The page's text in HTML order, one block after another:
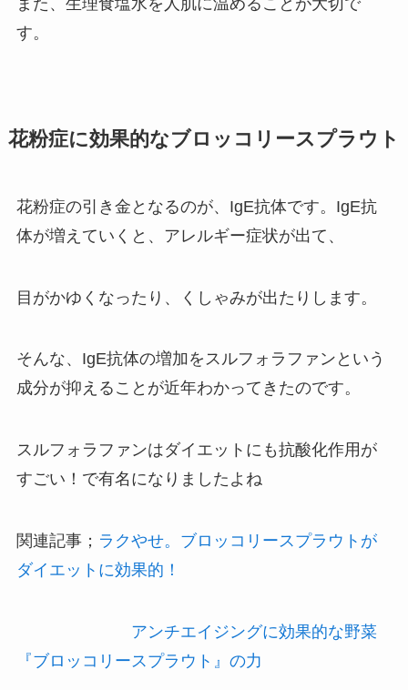
す。
花粉症に効果的なブロッコリースプラウト
花粉症の引き金となるのが、IgE抗体です。IgE抗
体が増えていくと、アレルギー症状が出て、
目がかゆくなったり、くしゃみが出たりします。
そんな、IgE抗体の増加をスルフォラファンという
成分が抑えることが近年わかってきたのです。
スルフォラファンはダイエットにも抗酸化作用が
すごい！で有名になりましたよね
関連記事； ラクやせ。ブロッコリースプラウトが
ダイエットに効果的！
アンチエイジングに効果的な野菜
『ブロッコリースプラウト』の力